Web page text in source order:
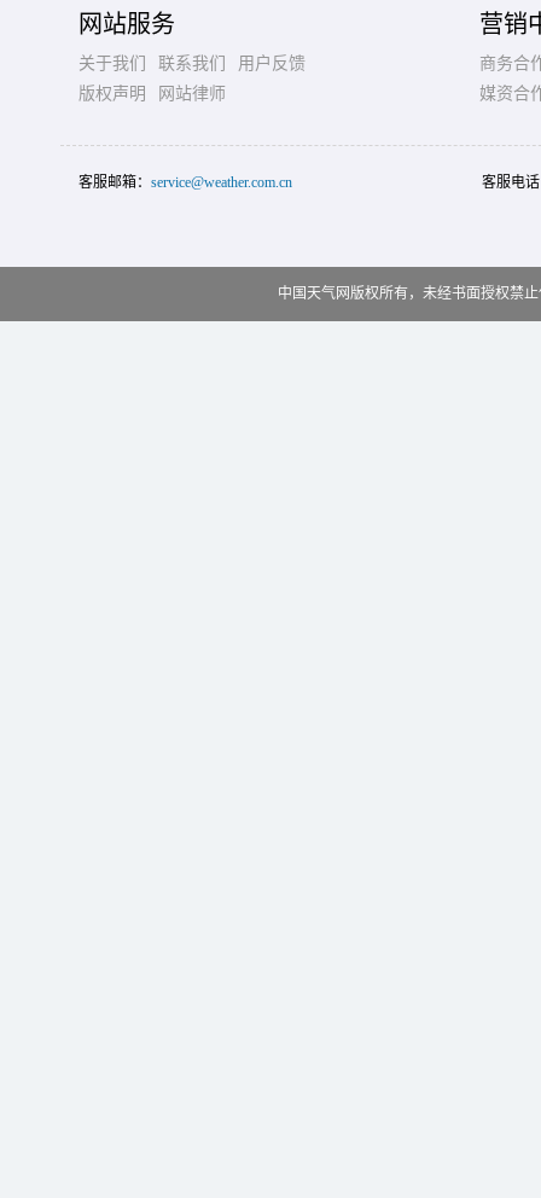
网站服务
关于我们 联系我们
用户反馈
版权声明
网站律师
营销
商务合
媒资合
客服邮箱： service@weather.com.cn 客服电
中国天气网版权所有，未经书面授权